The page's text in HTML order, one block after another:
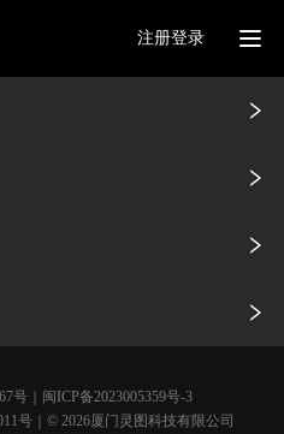
注册登录
号
闽ICP备2023005359号-3
号｜© 2026厦门灵图科技有限公司